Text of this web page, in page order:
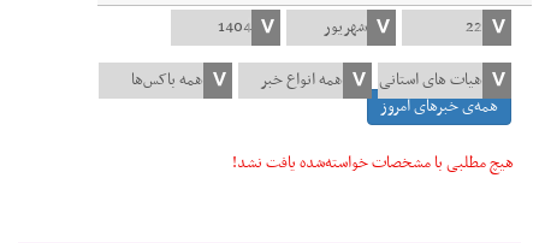
همه‌ی خبرهای امروز
هیچ مطلبی با مشخصات خواسته‌شده یافت نشد!